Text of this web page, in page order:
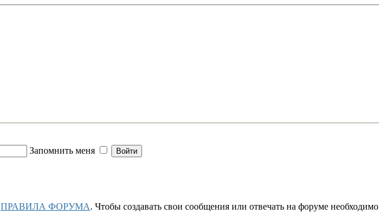
Запомнить меня
ПРАВИЛА ФОРУМА. Чтобы создавать свои сообщения или отвечать на форуме необходимо